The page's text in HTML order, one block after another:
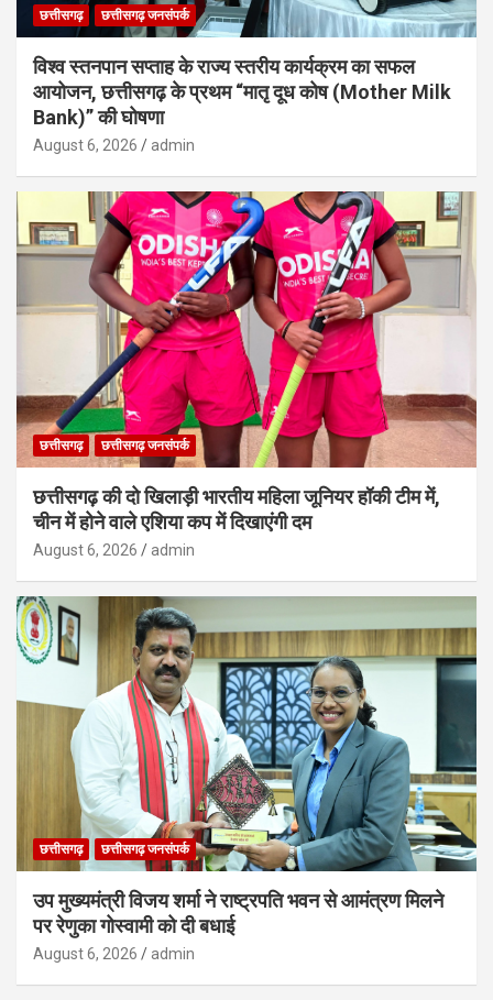
छत्तीसगढ़ छत्तीसगढ़ जनसंपर्क
विश्व स्तनपान सप्ताह के राज्य स्तरीय कार्यक्रम का सफल
आयोजन, छत्तीसगढ़ के प्रथम “मातृ दूध कोष (Mother Milk
Bank)” की घोषणा
August 6, 2026 admin
छत्तीसगढ़ छत्तीसगढ़ जनसंपर्क
छत्तीसगढ़ की दो खिलाड़ी भारतीय महिला जूनियर हॉकी टीम में,
चीन में होने वाले एशिया कप में दिखाएंगी दम
August 6, 2026 admin
छत्तीसगढ़ छत्तीसगढ़ जनसंपर्क
उप मुख्यमंत्री विजय शर्मा ने राष्ट्रपति भवन से आमंत्रण मिलने
पर रेणुका गोस्वामी को दी बधाई
August 6, 2026 admin